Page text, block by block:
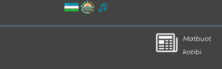
Matbuot
kotibi